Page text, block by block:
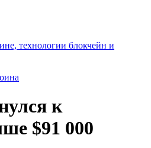
технологии блокчейн и
к
$91 000